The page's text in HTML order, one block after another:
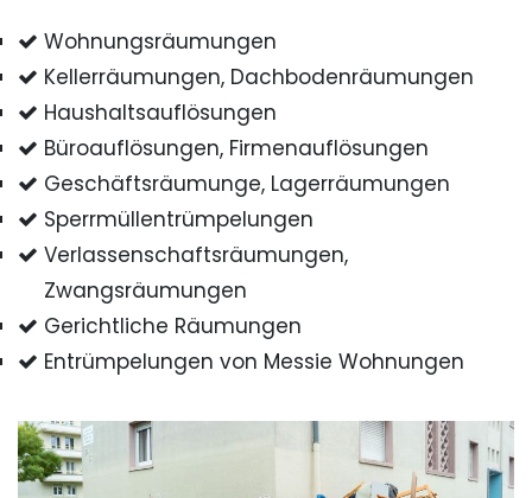
Wohnungsräumungen
Kellerräumungen, Dachbodenräumungen
Haushaltsauflösungen
Büroauflösungen, Firmenauflösungen
Geschäftsräumunge, Lagerräumungen
Sperrmüllentrümpelungen
Verlassenschaftsräumungen,
Zwangsräumungen
Gerichtliche Räumungen
Entrümpelungen von Messie Wohnungen